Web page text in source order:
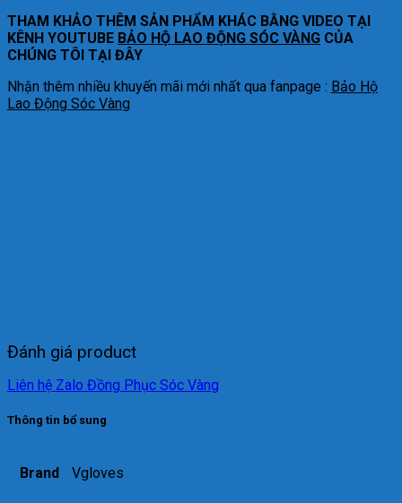
THAM KHẢO THÊM SẢN PHẨM KHÁC BẰNG VIDEO TẠI
KÊNH YOUTUBE BẢO HỘ LAO ĐỘNG SÓC VÀNG CỦA
CHÚNG TÔI TẠI ĐÂY
Nhận thêm nhiều khuyến mãi mới nhất qua fanpage : Bảo Hộ
Lao Động Sóc Vàng
Đánh giá product
Liên hệ Zalo Đồng Phục Sóc Vàng
Thông tin bổ sung
Brand Vgloves